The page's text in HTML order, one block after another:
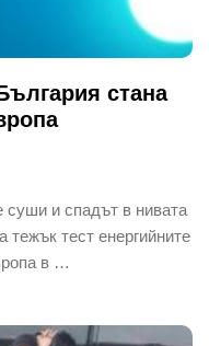
стана
суши и спадът в нивата
тежък тест енергийните
в …